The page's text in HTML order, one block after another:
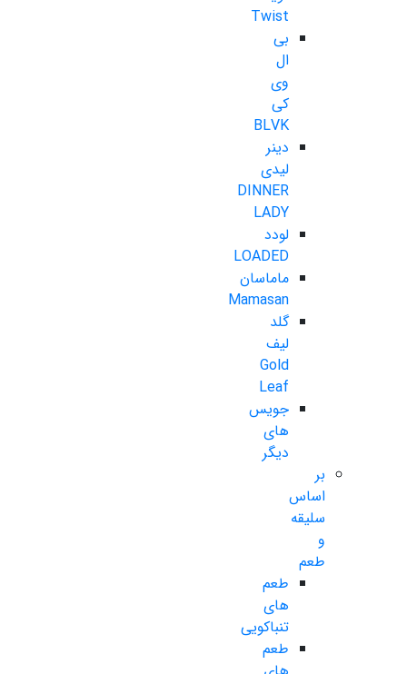
Twist
بی
ال
وی
کی
BLVK
دینر
لیدی
DINNER
LADY
لودد
LOADED
ماماسان
Mamasan
گلد
لیف
Gold
Leaf
جویس
های
دیگر
بر
اساس
سلیقه
و
طعم
طعم
های
تنباکویی
طعم